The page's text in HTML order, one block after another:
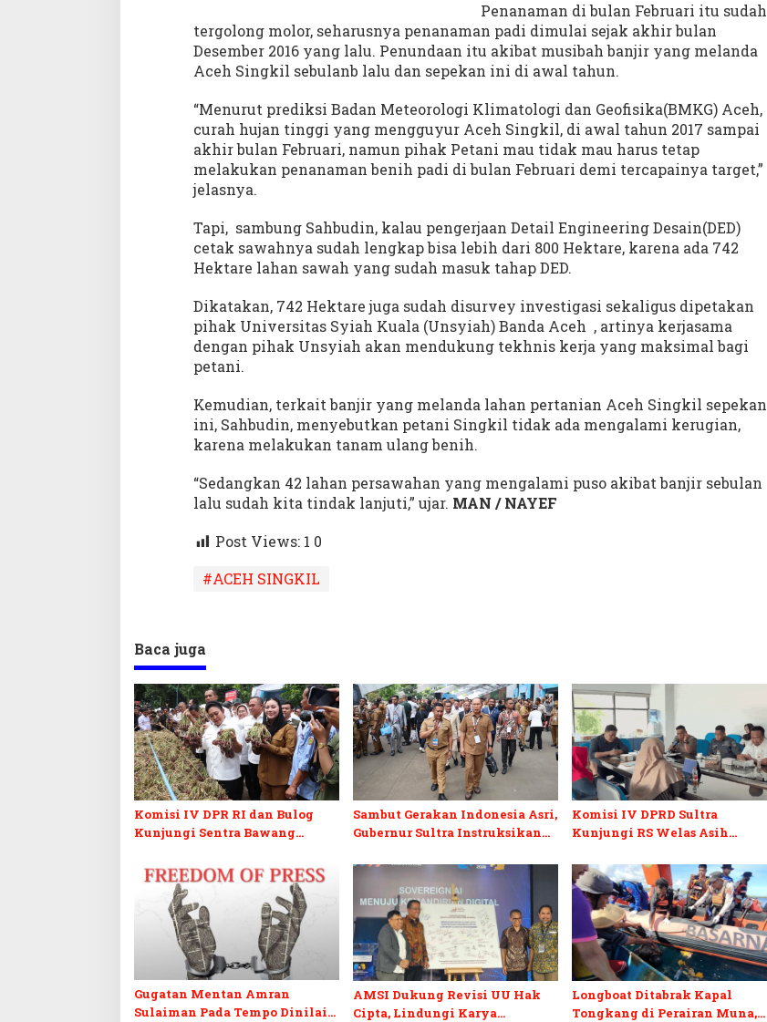
n
a
m
P
d
i
S
e
r
n
t
a
B
u
a
n
n
i
Penanaman di bulan Februari itu sudah
tergolong molor, seharusnya penanaman padi dimulai sejak akhir bulan
Desember 2016 yang lalu. Penundaan itu akibat musibah banjir yang melanda
Aceh Singkil sebulanb lalu dan sepekan ini di awal tahun.
“Menurut prediksi Badan Meteorologi Klimatologi dan Geofisika(BMKG) Aceh,
curah hujan tinggi yang mengguyur Aceh Singkil, di awal tahun 2017 sampai
akhir bulan Februari, namun pihak Petani mau tidak mau harus tetap
melakukan penanaman benih padi di bulan Februari demi tercapainya target,”
jelasnya.
Tapi, sambung Sahbudin, kalau pengerjaan Detail Engineering Desain(DED)
cetak sawahnya sudah lengkap bisa lebih dari 800 Hektare, karena ada 742
Hektare lahan sawah yang sudah masuk tahap DED.
Dikatakan, 742 Hektare juga sudah disurvey investigasi sekaligus dipetakan
pihak Universitas Syiah Kuala (Unsyiah) Banda Aceh , artinya kerjasama
dengan pihak Unsyiah akan mendukung tekhnis kerja yang maksimal bagi
petani.
Kemudian, terkait banjir yang melanda lahan pertanian Aceh Singkil sepekan
ini, Sahbudin, menyebutkan petani Singkil tidak ada mengalami kerugian,
karena melakukan tanam ulang benih.
“Sedangkan 42 lahan persawahan yang mengalami puso akibat banjir sebulan
lalu sudah kita tindak lanjuti,” ujar. MAN / NAYEF
Post Views: 1 0
#ACEH SINGKIL
Baca juga
Komisi IV DPR RI dan Bulog
Kunjungi Sentra Bawang
Ekspor
Sambut Gerakan Indonesia Asri,
Gubernur Sultra Instruksikan
Semrawut
Komisi IV DPRD Sultra
Kunjungi RS Welas Asih
hingga Layanan Medis
Canggih
Gugatan Mentan Amran
Sulaiman Pada Tempo Dinilai
AMSI Dukung Revisi UU Hak
Cipta, Lindungi Karya
Longboat Ditabrak Kapal
Tongkang di Perairan Muna,